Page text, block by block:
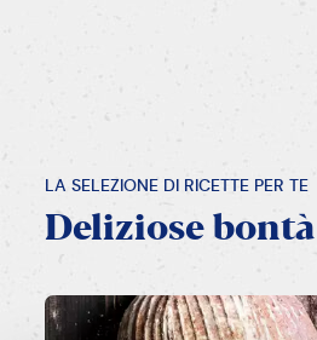
LA SELEZIONE DI RICETTE PER TE
Deliziose bontà